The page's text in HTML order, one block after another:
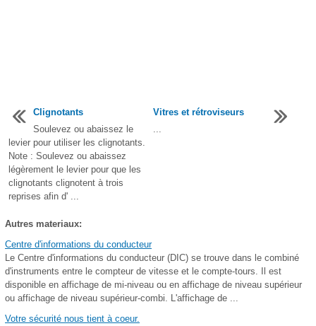
Clignotants
Soulevez ou abaissez le
levier pour utiliser les clignotants.
Note : Soulevez ou abaissez
légèrement le levier pour que les
clignotants clignotent à trois
reprises afin d' ...
Vitres et rétroviseurs
...
Autres materiaux:
Centre d'informations du conducteur
Le Centre d'informations du conducteur (DIC) se trouve dans le combiné
d'instruments entre le compteur de vitesse et le compte-tours. Il est
disponible en affichage de mi-niveau ou en affichage de niveau supérieur
ou affichage de niveau supérieur-combi. L'affichage de ...
Votre sécurité nous tient à coeur.